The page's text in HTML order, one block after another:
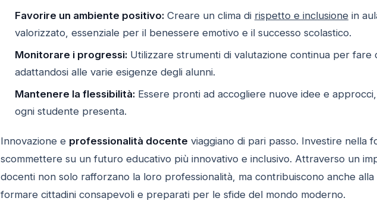
Favorire un ambiente positivo:Creare un clima di rispetto e inclusionein
valorizzato, essenziale per il benessere emotivo e il successo scolastico.
Monitorare i progressi:Utilizzare strumenti di valutazione continua per fare
adattandosi alle varie esigenze degli alunni.
Mantenere la flessibilità:Essere pronti ad accogliere nuove idee e
ogni studente presenta.
Innovazione e professionalità docente viaggiano di pari passo. Investire nella
scommettere su un futuro educativo più innovativo e inclusivo. Attraverso un
docenti non solo rafforzano la loro professionalità, ma contribuiscono anche
formare cittadini consapevoli e preparati per le sfide del mondo moderno.